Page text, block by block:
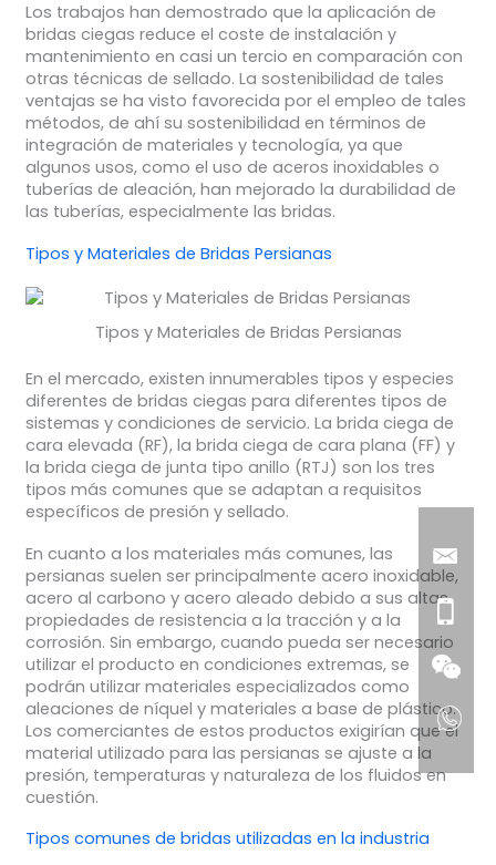
Los trabajos han demostrado que la aplicación de
bridas ciegas reduce el coste de instalación y
mantenimiento en casi un tercio en comparación con
otras técnicas de sellado. La sostenibilidad de tales
ventajas se ha visto favorecida por el empleo de tales
métodos, de ahí su sostenibilidad en términos de
integración de materiales y tecnología, ya que
algunos usos, como el uso de aceros inoxidables o
tuberías de aleación, han mejorado la durabilidad de
las tuberías, especialmente las bridas.
Tipos y Materiales de Bridas Persianas
Tipos y Materiales de Bridas Persianas
En el mercado, existen innumerables tipos y especies
diferentes de bridas ciegas para diferentes tipos de
sistemas y condiciones de servicio. La brida ciega de
cara elevada (RF), la brida ciega de cara plana (FF) y
la brida ciega de junta tipo anillo (RTJ) son los tres
tipos más comunes que se adaptan a requisitos
específicos de presión y sellado.
En cuanto a los materiales más comunes, las
persianas suelen ser principalmente acero inoxidable,
acero al carbono y acero aleado debido a sus altas
propiedades de resistencia a la tracción y a la
corrosión. Sin embargo, cuando pueda ser necesario
utilizar el producto en condiciones extremas, se
podrán utilizar materiales especializados como
aleaciones de níquel y materiales a base de plástico.
Los comerciantes de estos productos exigirían que el
material utilizado para las persianas se ajuste a la
presión, temperaturas y naturaleza de los fluidos en
cuestión.
Tipos comunes de bridas utilizadas en la industria